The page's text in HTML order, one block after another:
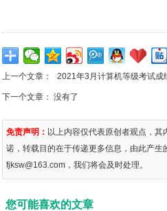
上一个文章： 2021年3月计算机等级考试成
下一个文章： 没有了
免责声明： 以上内容仅代表原创者观点，
诺，转载目的在于传递更多信息，由此产
fjksw@163.com，我们将会及时处理。
您可能喜欢的文章